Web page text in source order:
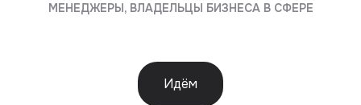
МЕНЕДЖЕРЫ, ВЛАДЕЛЬЦЫ БИЗНЕСА В СФЕРЕ
Идём